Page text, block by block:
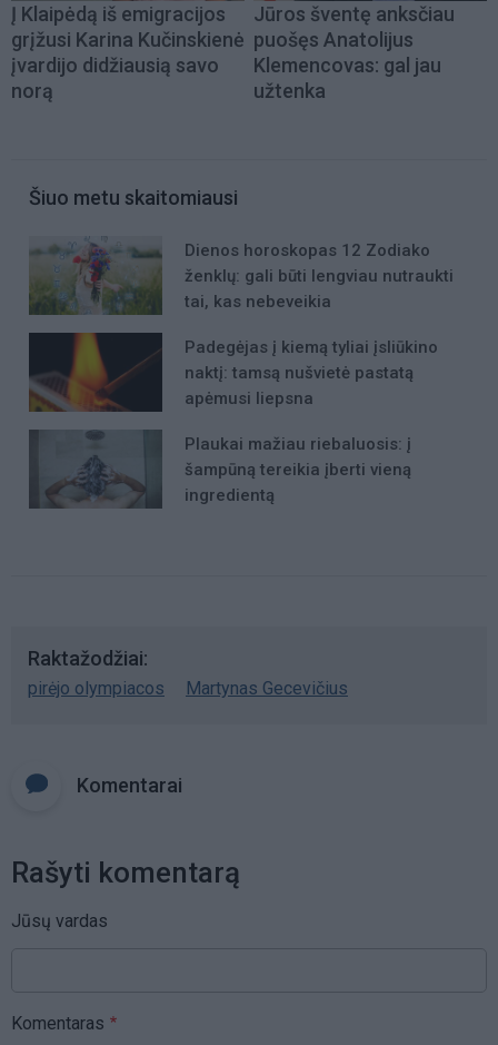
Į Klaipėdą iš emigracijos
grįžusi Karina Kučinskienė
įvardijo didžiausią savo
norą
Jūros šventę anksčiau
puošęs Anatolijus
Klemencovas: gal jau
užtenka
Šiuo metu skaitomiausi
Dienos horoskopas 12 Zodiako
ženklų: gali būti lengviau nutraukti
tai, kas nebeveikia
Padegėjas į kiemą tyliai įsliūkino
naktį: tamsą nušvietė pastatą
apėmusi liepsna
Plaukai mažiau riebaluosis: į
šampūną tereikia įberti vieną
ingredientą
Raktažodžiai
pirėjo olympiacos Martynas Gecevičius
Komentarai
Rašyti komentarą
Jūsų vardas
Komentaras